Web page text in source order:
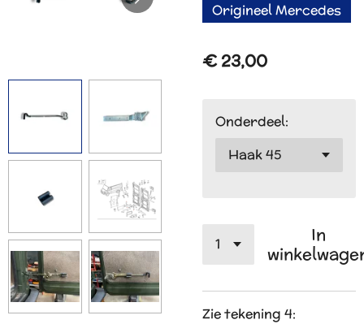
Origineel Mercedes
€ 23,00
Onderdeel:
In
Zie tekening 4: